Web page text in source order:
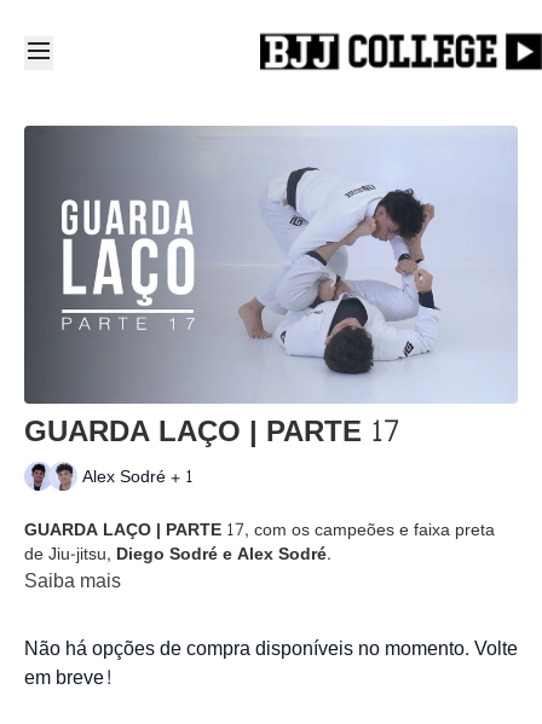
GUARDA LAÇO | PARTE 17
Alex Sodré + 1
GUARDA LAÇO | PARTE 17, com os campeões e faixa preta
de Jiu-jitsu, Diego Sodré e Alex Sodré.
Saiba mais
Não há opções de compra disponíveis no momento. Volte
em breve!